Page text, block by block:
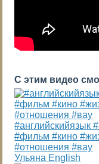
С этим видео
#английскийязык
#фильм #кино
#отношения #вау
Ульяна English